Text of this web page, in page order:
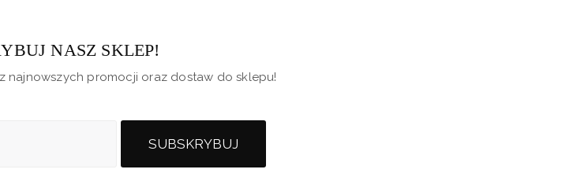
NASZ SKLEP!
najnowszych promocji oraz dostaw do sklepu!
SUBSKRYBUJ